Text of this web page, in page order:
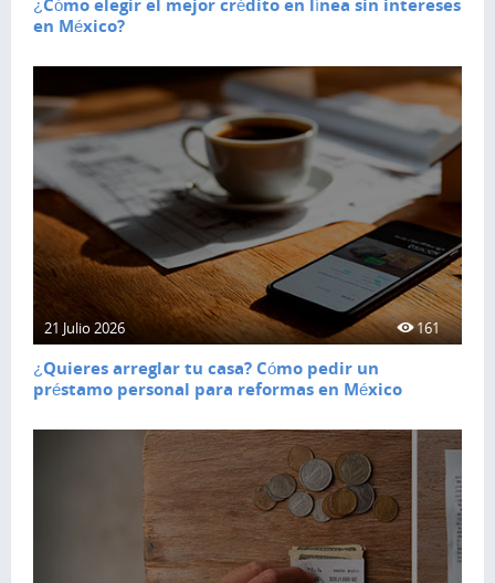
¿Cómo elegir el mejor crédito en línea sin intereses
en México?
21 Julio 2026 161
¿Quieres arreglar tu casa? Cómo pedir un
préstamo personal para reformas en México